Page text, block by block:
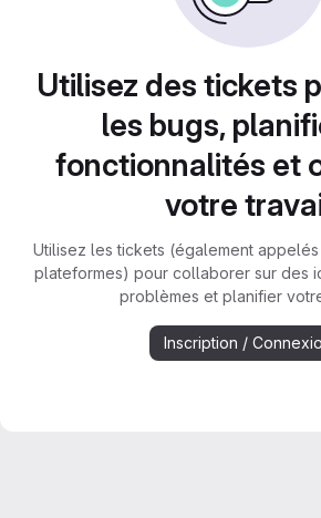
Utilisez des tickets
les bugs,
fonctionnalités et
votre
Utilisez les tickets (également
plateformes) pour collaborer sur des
problèmes et planifier
Inscription /